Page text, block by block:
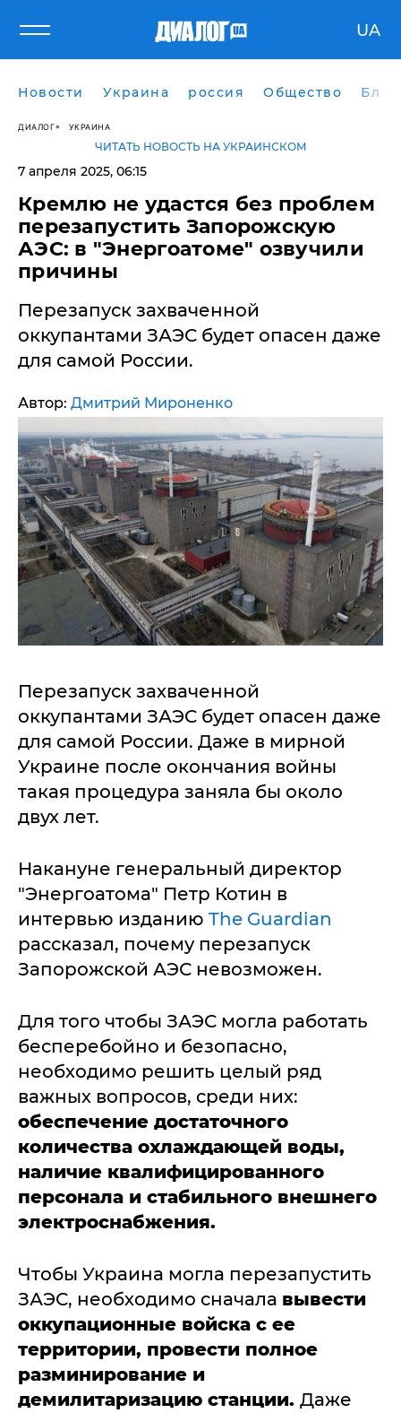
UA
Новости Украина россия Общество
ДИАЛОГ УКРАИНА
ЧИТАТЬ НОВОСТЬ НА УКРАИНСКОМ
7 апреля 2025, 06:15
​Кремлю не удастся без проблем
перезапустить Запорожскую
АЭС: в "Энергоатоме" озвучили
причины
Перезапуск захваченной
оккупантами ЗАЭС будет опасен даже
для самой России.
Автор: Дмитрий Мироненко
Перезапуск захваченной
оккупантами ЗАЭС будет опасен даже
для самой России. Даже в мирной
Украине после окончания войны
такая процедура заняла бы около
двух лет.
Накануне генеральный директор
"Энергоатома" Петр Котин в
интервью изданию The Guardian
рассказал, почему перезапуск
Запорожской АЭС невозможен.
Для того чтобы ЗАЭС могла работать
бесперебойно и безопасно,
необходимо решить целый ряд
важных вопросов, среди них:
обеспечение достаточного
количества охлаждающей воды,
наличие квалифицированного
персонала и стабильного внешнего
электроснабжения.
Чтобы Украина могла перезапустить
ЗАЭС, необходимо сначала вывести
оккупационные войска с ее
территории, провести полное
разминирование и
демилитаризацию станции. Даже